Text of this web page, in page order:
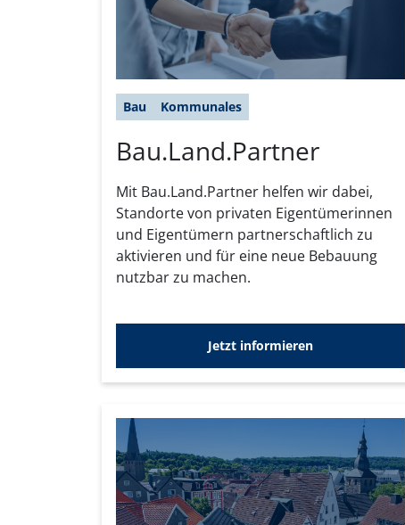
Bau Kommunales
Bau.Land.Partner
Mit Bau.Land.Partner helfen wir dabei,
Standorte von privaten Eigentümerinnen
und Eigentümern partnerschaftlich zu
aktivieren und für eine neue Bebauung
nutzbar zu machen.
Jetzt informieren